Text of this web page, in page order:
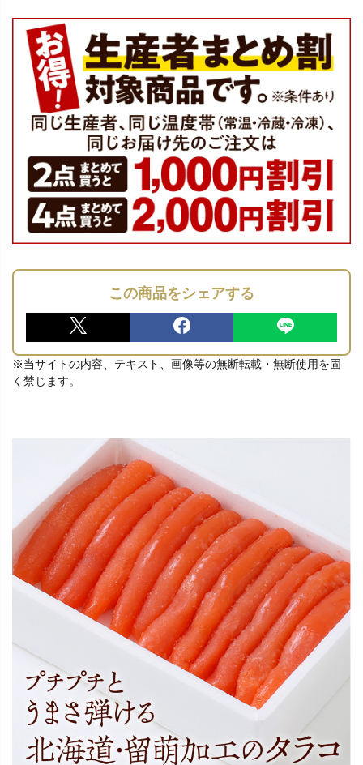
この商品をシェアする
※当サイトの内容、テキスト、画像等の無断転載・無断使用を固
く禁じます。